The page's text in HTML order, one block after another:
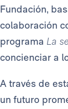
Fundación,
colaboración
programa La
concienciar a
A través de
un futuro